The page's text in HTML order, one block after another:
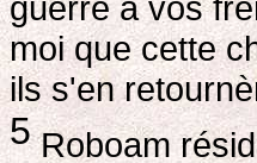
guerre à vos
moi que cette
ils s'en
5Roboam